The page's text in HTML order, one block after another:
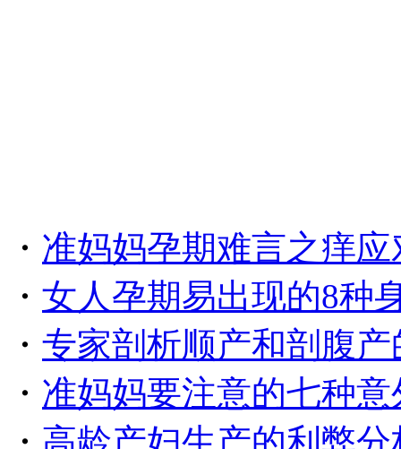
・ 准妈妈孕期难言之痒应
・ 女人孕期易出现的8种
・ 专家剖析顺产和剖腹
・ 准妈妈要注意的七种意
・ 高龄产妇生产的利弊分